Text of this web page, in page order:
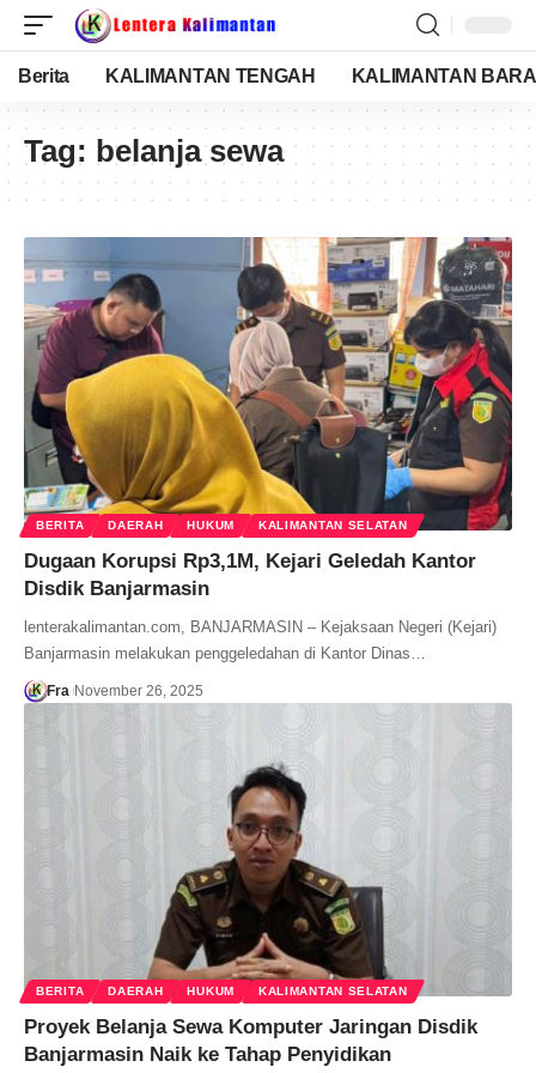
Berita KALIMANTAN TENGAH KALIMANTAN
Tag: belanja sewa
BERITA DAERAH HUKUM KALIMANTAN SELATAN
Dugaan Korupsi Rp3,1M, Kejari Geledah Kantor
Disdik Banjarmasin
lenterakalimantan.com, BANJARMASIN – Kejaksaan Negeri (Kejari)
Banjarmasin melakukan penggeledahan di Kantor Dinas…
Fra November 26, 2025
BERITA DAERAH HUKUM KALIMANTAN SELATAN
Proyek Belanja Sewa Komputer Jaringan Disdik
Banjarmasin Naik ke Tahap Penyidikan